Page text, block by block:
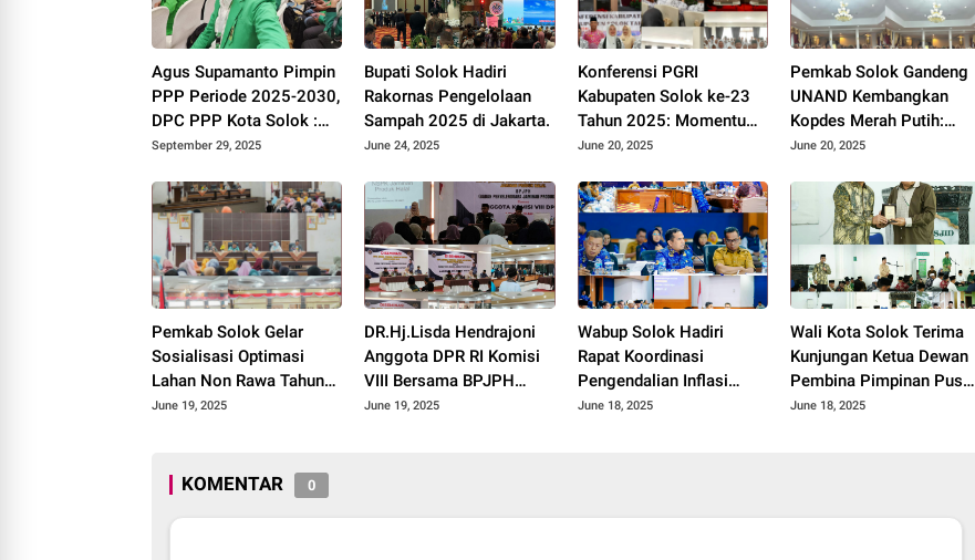
Agus Supamanto Pimpin
PPP Periode 2025-2030,
DPC PPP Kota Solok :
Awal Kebangkitan Partai
September 29, 2025
Bupati Solok Hadiri
Rakornas Pengelolaan
Sampah 2025 di Jakarta.
June 24, 2025
Konferensi PGRI
Kabupaten Solok ke-23
Tahun 2025: Momentum
Konsolidasi dan
Baru.
June 20, 2025
Pemkab Solok Gandeng
UNAND Kembangkan
Kopdes Merah Putih:
Dorong Produksi Pupuk
Kesejahteraan Petani
2025.
June 20, 2025
Pemkab Solok Gelar
Sosialisasi Optimasi
Lahan Non Rawa Tahun
2025
June 19, 2025
DR.Hj.Lisda Hendrajoni
Anggota DPR RI Komisi
VIII Bersama BPJPH
Kakanwil Sumbar Gelar
June 19, 2025
Wabup Solok Hadiri
Rapat Koordinasi
Pengendalian Inflasi
Daerah Tengah Provinsi
June 18, 2025
Wali Kota Solok Terima
Kunjungan Ketua Dewan
Pembina Pimpinan Pusat
Muhammadiyah Tahun
June 18, 2025
KOMENTAR 0